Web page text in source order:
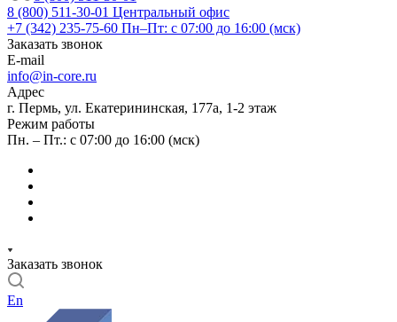
8 (800) 511-30-01 Центральный офис
+7 (342) 235-75-60 Пн–Пт: с 07:00 до 16:00 (мск)
Заказать звонок
E-mail
info@in-core.ru
Адрес
г. Пермь, ул. ​Екатерининская, 177а, ​1-2 этаж
Режим работы
Пн. – Пт.: с 07:00 до 16:00 (мск)
Заказать звонок
En